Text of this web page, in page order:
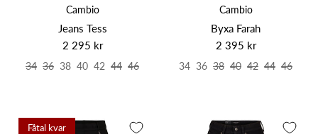
Cambio
Jeans Tess
2 295 kr
34 36 38 40 42 44 46
Cambio
Byxa Farah
2 395 kr
34 36 38 40 42 44 46
Fåtal kvar